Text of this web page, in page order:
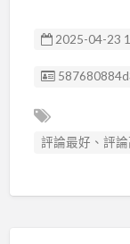
2025-04-23
廣告编號
評論最好、評